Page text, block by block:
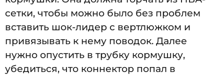
сетки, чтобы можно было без проблем
вставить шок-лидер с вертлюжком и
привязывать к нему поводок. Далее
нужно опустить в трубку кормушку,
убедиться, что коннектор попал в